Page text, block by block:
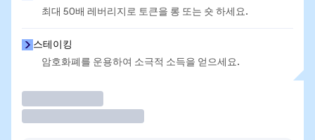
최대 50배 레버리지로 토큰을 롱 또는 숏 하세요.
스테이킹
암호화폐를 운용하여 소극적 소득을 얻으세요.